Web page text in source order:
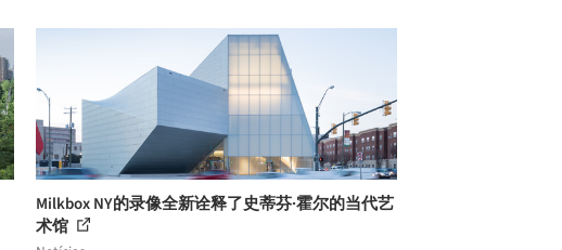
Milkbox NY的录像全新诠释了史蒂芬·霍尔的当代艺
术馆